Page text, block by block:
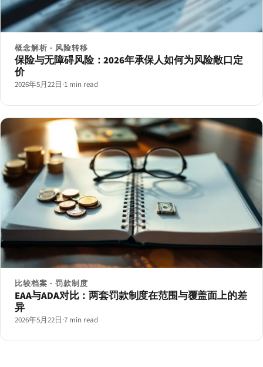
概念解析 · 风险转移
保险与无障碍风险：2026年承保人如何为风险敞口定
价
2026年5月22日·1 min read
比较档案 · 罚款制度
EAA与ADA对比：两套罚款制度在范围与覆盖面上的差
异
2026年5月22日·7 min read